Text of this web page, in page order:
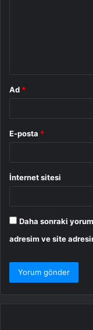
Ad *
E-posta *
İnternet sitesi
Daha sonraki
adresim ve site